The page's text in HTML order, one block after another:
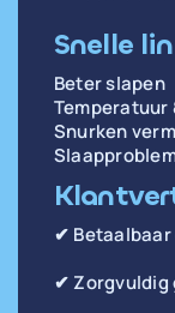
Snelle
Beter slapen
Temperatuur
Snurken
✔
✔ Zorgvuldig